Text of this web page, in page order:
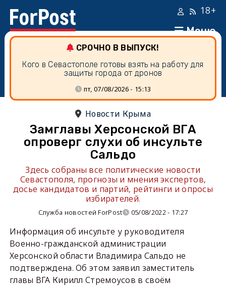
Меню
18+
СРОЧНО В ВЫПУСК!
Кого в Севастополе готовы взять на работу для
защиты города от дронов
пт, 07/08/2026 - 15:13
Новости Крыма
Замглавы Херсонской ВГА
опроверг слухи об инсульте
Сальдо
Здесь собраны все политические новости
Севастополя, прогнозы и мнения экспертов,
досье кандидатов и партий, рейтинги и опросы
избирателей.
Служба новостей ForPost 05/08/2022 - 17:27
Информация об инсульте у руководителя
Военно-гражданской администрации
Херсонской области Владимира Сальдо не
подтверждена. Об этом заявил заместитель
главы ВГА Кирилл Стремоусов в своём